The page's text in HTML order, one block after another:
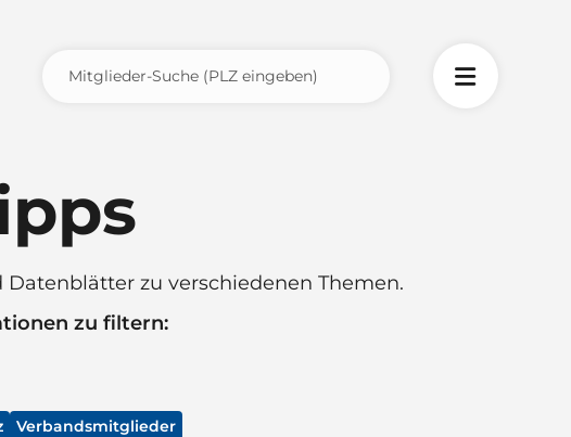
zu verschiedenen Themen.
zu filtern:
Verbandsmitglieder